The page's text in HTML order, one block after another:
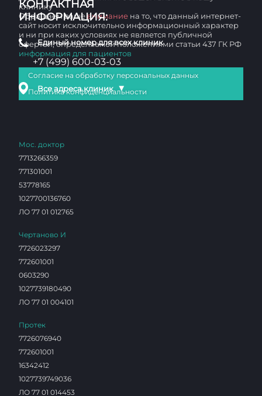
КОНТАКТНАЯ
ИНФОРМАЦИЯ:
Единый номер для всех клиник
+7 (499) 600-03-03
Все адреса клиник ▼
клинику
Обращаем вашевнимание на то, что данный интернет-
сайт носит исключительно информационный характер
и ни при каких условиях не является публичной
офертой, определяемой положениями статьи 437 ГК РФ
информация для пациентов
Согласие на обработку персональных данных
Политика конфиденциальности
Мос. доктор
7713266359
771301001
53778165
1027700136760
ЛО 77 01 012765
Чертаново И
7726023297
772601001
0603290
1027739180490
ЛО 77 01 004101
Протек
7726076940
772601001
16342412
1027739749036
ЛО 77 01 014453